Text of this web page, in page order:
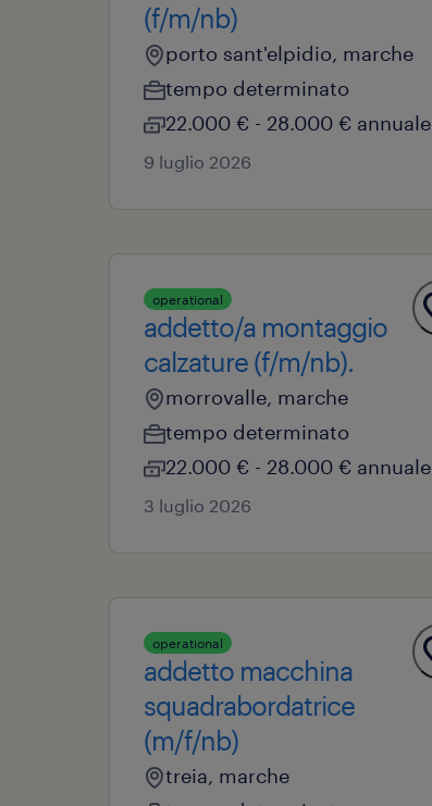
(f/m/nb)
porto sant'elpidio, marche
tempo determinato
22.000 € - 28.000 € annuale
9 luglio 2026
operational
addetto/a montaggio
calzature (f/m/nb).
morrovalle, marche
tempo determinato
22.000 € - 28.000 € annuale
3 luglio 2026
operational
addetto macchina
squadrabordatrice
(m/f/nb)
treia, marche